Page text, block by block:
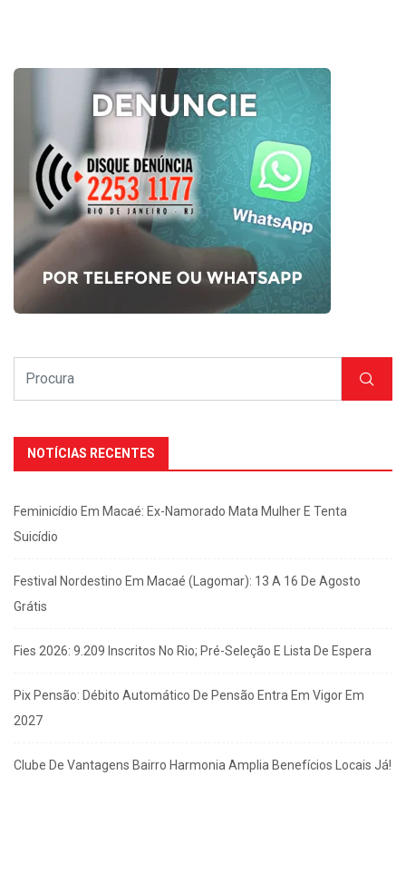
NOTÍCIAS RECENTES
Feminicídio Em Macaé: Ex-Namorado Mata Mulher E Tenta
Suicídio
Festival Nordestino Em Macaé (Lagomar): 13 A 16 De Agosto
Grátis
Fies 2026: 9.209 Inscritos No Rio; Pré-Seleção E Lista De Espera
Pix Pensão: Débito Automático De Pensão Entra Em Vigor Em
2027
Clube De Vantagens Bairro Harmonia Amplia Benefícios Locais Já!